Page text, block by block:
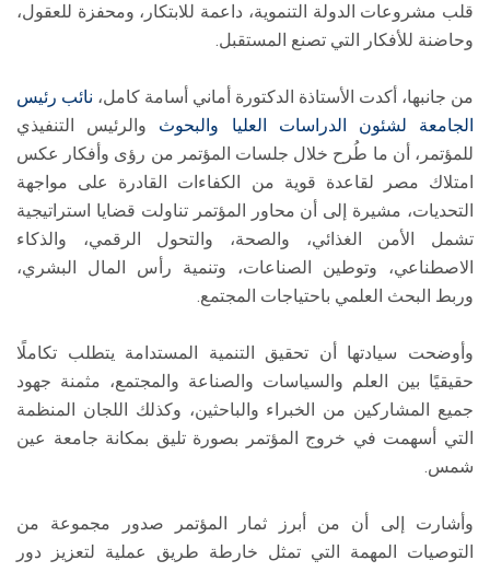
قلب مشروعات الدولة التنموية، داعمة للابتكار، ومحفزة للعقول،
وحاضنة للأفكار التي تصنع المستقبل.
من جانبها، أكدت الأستاذة الدكتورة أماني أسامة كامل، نائب رئيس
الجامعة لشئون الدراسات العليا والبحوث والرئيس التنفيذي
للمؤتمر، أن ما طُرح خلال جلسات المؤتمر من رؤى وأفكار عكس
امتلاك مصر لقاعدة قوية من الكفاءات القادرة على مواجهة
التحديات، مشيرة إلى أن محاور المؤتمر تناولت قضايا استراتيجية
تشمل الأمن الغذائي، والصحة، والتحول الرقمي، والذكاء
الاصطناعي، وتوطين الصناعات، وتنمية رأس المال البشري،
وربط البحث العلمي باحتياجات المجتمع.
وأوضحت سيادتها أن تحقيق التنمية المستدامة يتطلب تكاملًا
حقيقيًا بين العلم والسياسات والصناعة والمجتمع، مثمنة جهود
جميع المشاركين من الخبراء والباحثين، وكذلك اللجان المنظمة
التي أسهمت في خروج المؤتمر بصورة تليق بمكانة جامعة عين
شمس.
وأشارت إلى أن من أبرز ثمار المؤتمر صدور مجموعة من
التوصيات المهمة التي تمثل خارطة طريق عملية لتعزيز دور